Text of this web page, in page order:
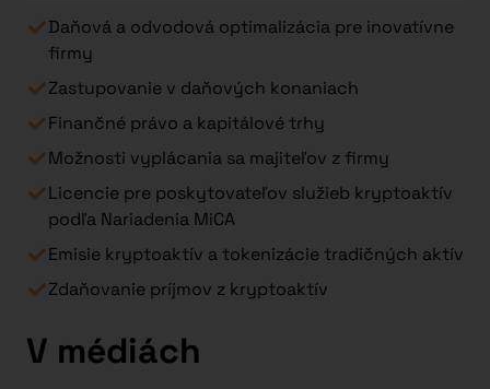
Daňová a odvodová optimalizácia pre inovatívne
firmy
Zastupovanie v daňových konaniach
Finančné právo a kapitálové trhy
Možnosti vyplácania sa majiteľov z firmy
Licencie pre poskytovateľov služieb kryptoaktív
podľa Nariadenia MiCA
Emisie kryptoaktív a tokenizácie tradičných aktív
Zdaňovanie príjmov z kryptoaktív
V médiách